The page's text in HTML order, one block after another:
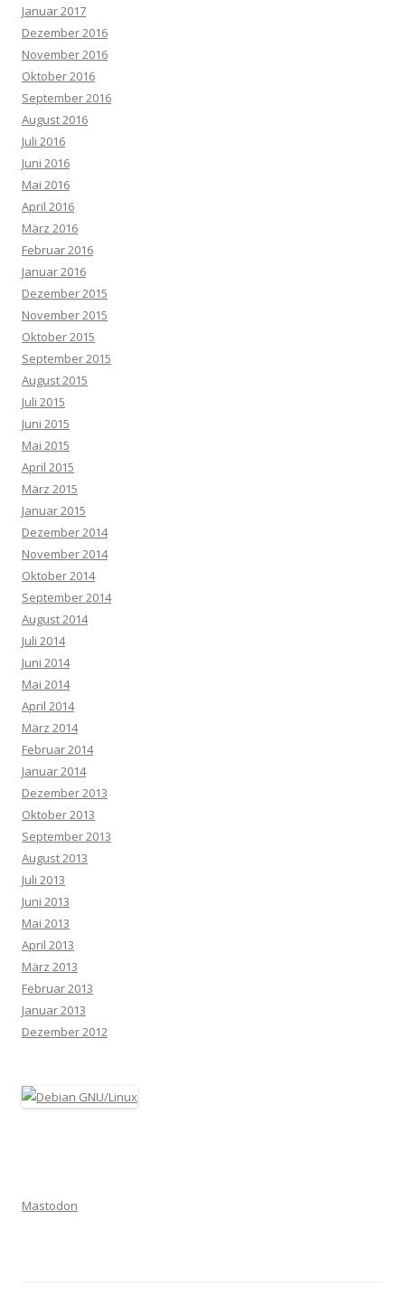
Januar 2017
Dezember 2016
November 2016
Oktober 2016
September 2016
August 2016
Juli 2016
Juni 2016
Mai 2016
April 2016
März 2016
Februar 2016
Januar 2016
Dezember 2015
November 2015
Oktober 2015
September 2015
August 2015
Juli 2015
Juni 2015
Mai 2015
April 2015
März 2015
Januar 2015
Dezember 2014
November 2014
Oktober 2014
September 2014
August 2014
Juli 2014
Juni 2014
Mai 2014
April 2014
März 2014
Februar 2014
Januar 2014
Dezember 2013
Oktober 2013
September 2013
August 2013
Juli 2013
Juni 2013
Mai 2013
April 2013
März 2013
Februar 2013
Januar 2013
Dezember 2012
Mastodon